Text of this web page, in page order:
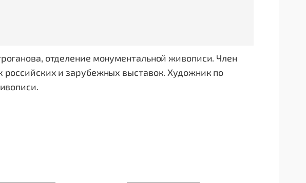
отделение монументальной живописи. Член
и зарубежных выставок. Художник по